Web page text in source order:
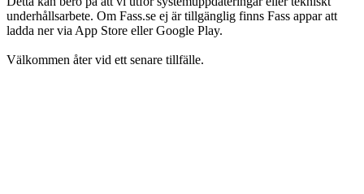
underhållsarbete. Om Fass.se ej är tillgänglig finns Fass appar att
ladda ner via App Store eller Google Play.
Välkommen åter vid ett senare tillfälle.